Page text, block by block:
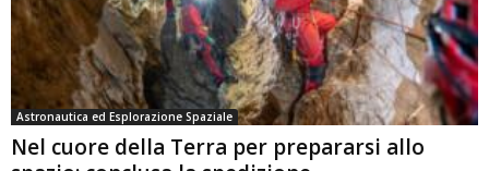
Astronautica ed Esplorazione Spaziale
Nel cuore della Terra per prepararsi allo